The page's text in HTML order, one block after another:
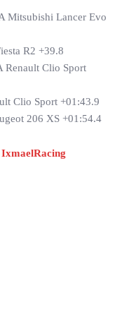
Mitsubishi Lancer Evo
R2 +39.8
Renault Clio Sport
Clio Sport +01:43.9
206 XS +01:54.4
IxmaelRacing